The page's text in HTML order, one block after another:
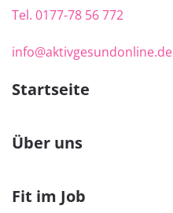
Tel. 0177-78 56 772
info@aktivgesundonline.de
Startseite
Über uns
Fit im Job